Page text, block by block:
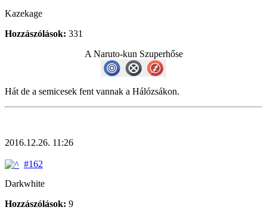
Kazekage
Hozzászólások: 331
A Naruto-kun Szuperhőse
Hát de a semicesek fent vannak a Hálózsákon.
2016.12.26. 11:26
#162
Darkwhite
Hozzászólások: 9